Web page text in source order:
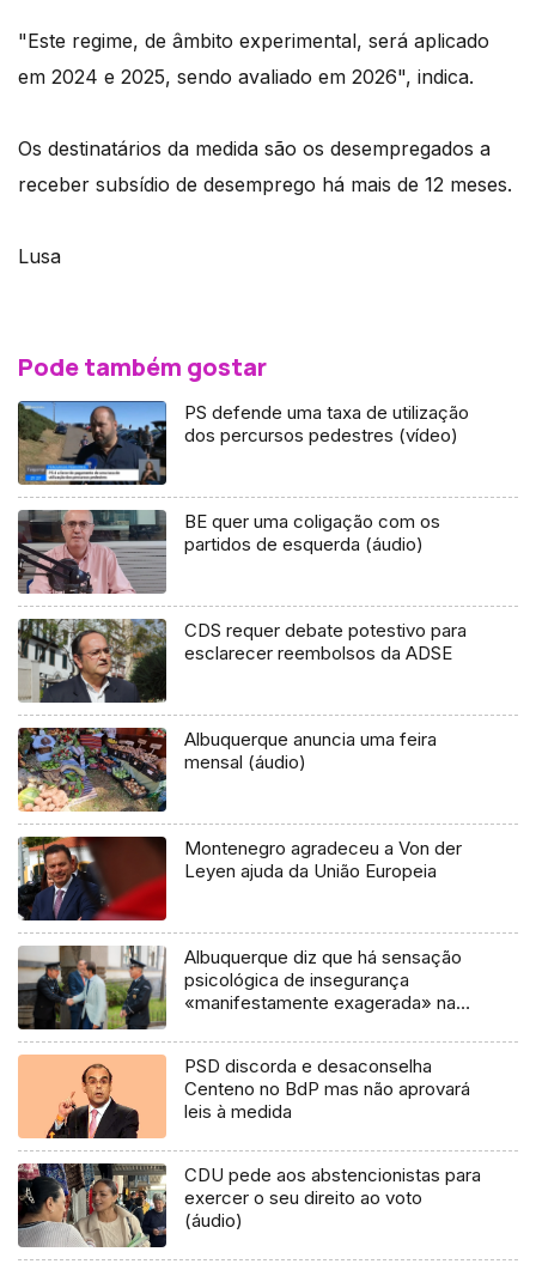
"Este regime, de âmbito experimental, será aplicado
em 2024 e 2025, sendo avaliado em 2026", indica.
Os destinatários da medida são os desempregados a
receber subsídio de desemprego há mais de 12 meses.
Lusa
Pode também gostar
PS defende uma taxa de utilização
dos percursos pedestres (vídeo)
BE quer uma coligação com os
partidos de esquerda (áudio)
CDS requer debate potestivo para
esclarecer reembolsos da ADSE
Albuquerque anuncia uma feira
mensal (áudio)
Montenegro agradeceu a Von der
Leyen ajuda da União Europeia
Albuquerque diz que há sensação
psicológica de insegurança
«manifestamente exagerada» na
PSD discorda e desaconselha
Centeno no BdP mas não aprovará
leis à medida
CDU pede aos abstencionistas para
exercer o seu direito ao voto
(áudio)